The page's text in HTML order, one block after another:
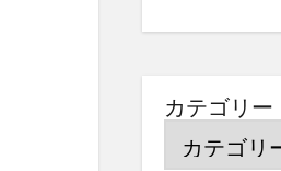
カテゴリー